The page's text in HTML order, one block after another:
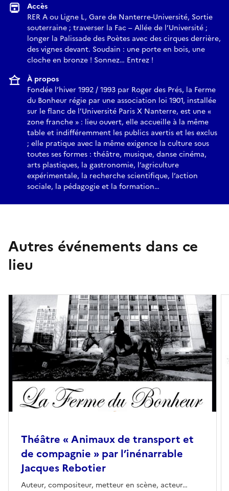
Accès
RER A ou Ligne L, Gare de Nanterre-Université, Sortie
souterraine ; traverser la Fac – Allée de l’Université ;
longer la Palissade des Poètes avec des cirques derrière,
des vignes devant. Soudain : une porte en bois, une
cloche en bronze ! Sonnez… Entrez !
À propos
Fondée l’hiver 1992 / 1993 par Roger des Prés, la Ferme
du Bonheur régie par une association loi 1901, installée
sur le flanc de l’Université Paris X Nanterre, est une «
zone franche » : lieu ouvert, elle accueille à la même
table et indifféremment les publics avertis et les exclus
; elle pratique avec la même exigence la culture sous
toutes ses formes : théâtre, musique, danse cinéma,
arts plastiques, la gastronomie, l’agriculture
expérimentale, la recherche scientifique, l’action
sociale, la pédagogie et la formation…
Autres événements dans ce
lieu
Théâtre « Animaux de transport et
de compagnie » par l’inénarrable
Jacques Rebotier
Auteur, compositeur, metteur en scène, acteur…